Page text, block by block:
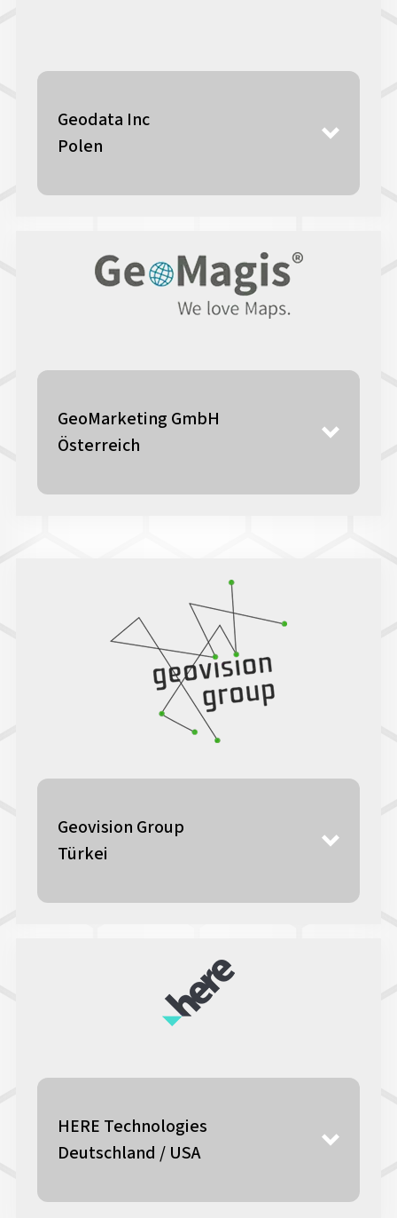
Geodata Inc
Polen
GeoMarketing GmbH
Österreich
Geovision Group
Türkei
HERE Technologies
Deutschland / USA